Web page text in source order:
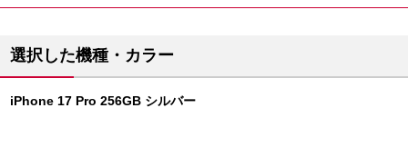
選択した機種・カラー
iPhone 17 Pro 256GB シルバー